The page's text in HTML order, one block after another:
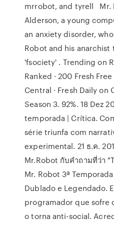
mrrobot, and tyrell Mr.
Alderson, a young
an anxiety disorder,
Robot and his anarchist
'fsociety' . Trending on
Ranked · 200 Fresh
Central · Fresh Daily on
Season 3. 92%. 18 Dez
temporada | Crítica.
série triunfa com
experimental. 21 ธ.ค.
Mr.Robot กับคำถามที่ว่า
Mr. Robot 3ª
Dublado e Legendado.
programador que sofre
o torna anti-social.